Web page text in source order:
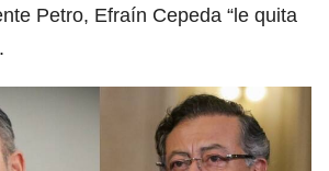
Petro, Efraín Cepeda “le quita